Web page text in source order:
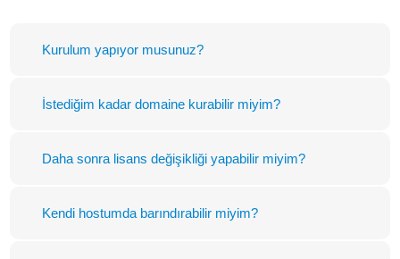
Kurulum yapıyor musunuz?
İstediğim kadar domaine kurabilir miyim?
Daha sonra lisans değişikliği yapabilir miyim?
Kendi hostumda barındırabilir miyim?